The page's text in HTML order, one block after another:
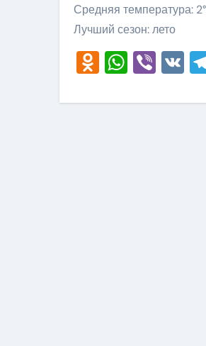
Средняя температура:
Лучший сезон: лето